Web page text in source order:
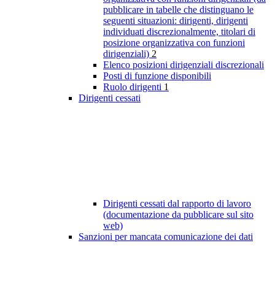
pubblicare in tabelle che distinguano le
seguenti situazioni: dirigenti, dirigenti
individuati discrezionalmente, titolari di
posizione organizzativa con funzioni
dirigenziali) 2
Elenco posizioni dirigenziali discrezionali
Posti di funzione disponibili
Ruolo dirigenti 1
Dirigenti cessati
Dirigenti cessati dal rapporto di lavoro
(documentazione da pubblicare sul sito
web)
Sanzioni per mancata comunicazione dei dati